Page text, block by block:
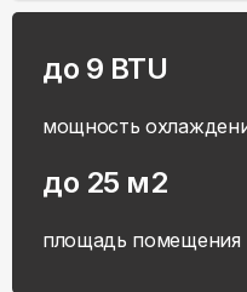
до 9 BTU
мощность
до 25 м2
площадь помещения